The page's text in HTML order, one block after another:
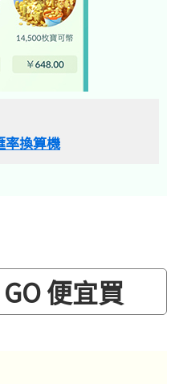
率換算機
便宜買